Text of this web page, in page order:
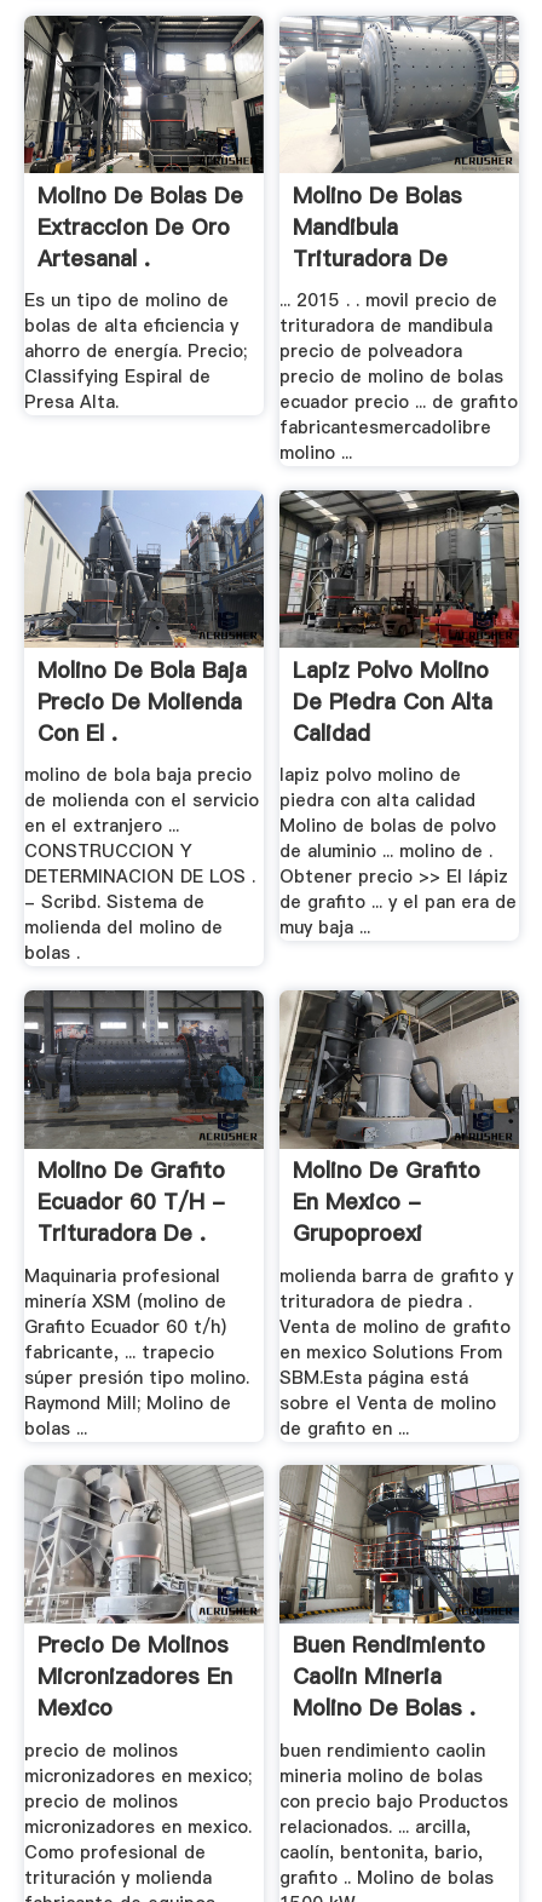
Molino De Bolas De
Extraccion De Oro
Artesanal .
Es un tipo de molino de
bolas de alta eficiencia y
ahorro de energía. Precio;
Classifying Espiral de
Presa Alta.
Molino De Bolas
Mandibula
Trituradora De
Precios .
... 2015 . . movil precio de
trituradora de mandibula
precio de polveadora
precio de molino de bolas
ecuador precio ... de grafito
fabricantesmercadolibre
molino ...
Molino De Bola Baja
Precio De Molienda
Con El .
molino de bola baja precio
de molienda con el servicio
en el extranjero ...
CONSTRUCCION Y
DETERMINACION DE LOS .
- Scribd. Sistema de
molienda del molino de
bolas .
Lapiz Polvo Molino
De Piedra Con Alta
Calidad
lapiz polvo molino de
piedra con alta calidad
Molino de bolas de polvo
de aluminio ... molino de .
Obtener precio >> El lápiz
de grafito ... y el pan era de
muy baja ...
Molino De Grafito
Ecuador 60 T/h -
Trituradora De .
Maquinaria profesional
minería XSM (molino de
Grafito Ecuador 60 t/h)
fabricante, ... trapecio
súper presión tipo molino.
Raymond Mill; Molino de
bolas ...
Molino De Grafito
En Mexico -
Grupoproexi
molienda barra de grafito y
trituradora de piedra .
Venta de molino de grafito
en mexico Solutions From
SBM.Esta página está
sobre el Venta de molino
de grafito en ...
Precio De Molinos
Micronizadores En
Mexico
precio de molinos
micronizadores en mexico;
precio de molinos
micronizadores en mexico.
Como profesional de
trituración y molienda
Buen Rendimiento
Caolin Mineria
Molino De Bolas .
buen rendimiento caolin
mineria molino de bolas
con precio bajo Productos
relacionados. ... arcilla,
caolín, bentonita, bario,
grafito .. Molino de bolas